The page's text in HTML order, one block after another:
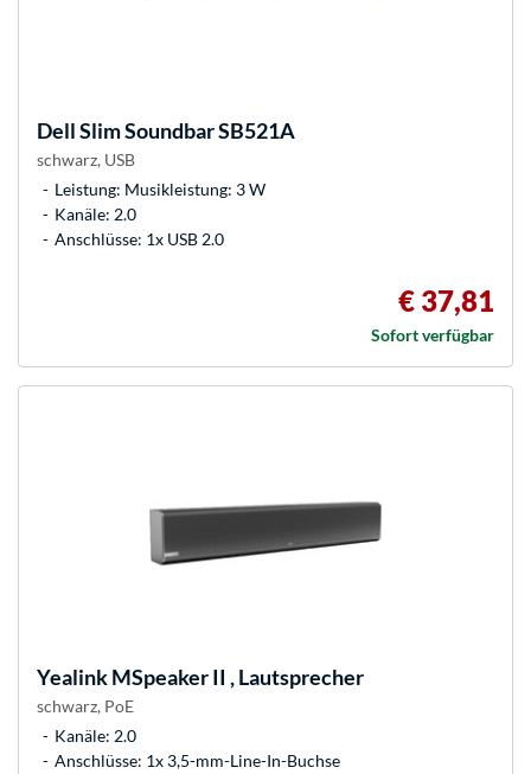
DellSlim Soundbar SB521A
schwarz, USB
Leistung: Musikleistung: 3 W
Kanäle: 2.0
Anschlüsse: 1x USB 2.0
€ 37,81
Sofort verfügbar
YealinkMSpeaker II , Lautsprecher
schwarz, PoE
Kanäle: 2.0
Anschlüsse: 1x 3,5-mm-Line-In-Buchse